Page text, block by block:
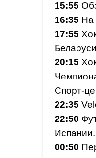
15:55
16:35 На
17:55
20:15
Спорт-
22:35
22:50
00:50